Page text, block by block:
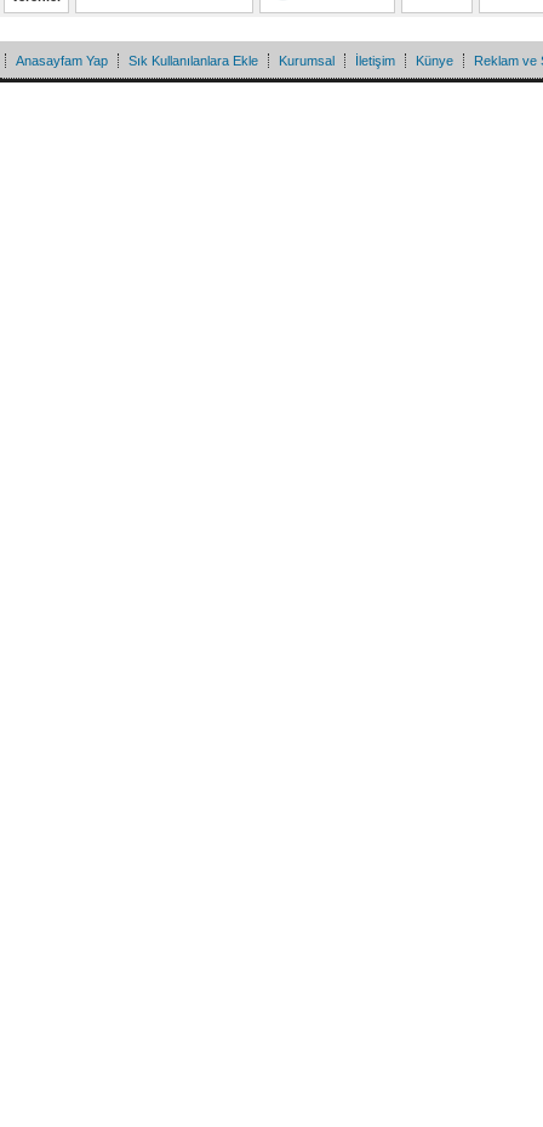
Anasayfam Yap Sık Kullanılanlara Ekle Kurumsal İletişim Künye Reklam ve